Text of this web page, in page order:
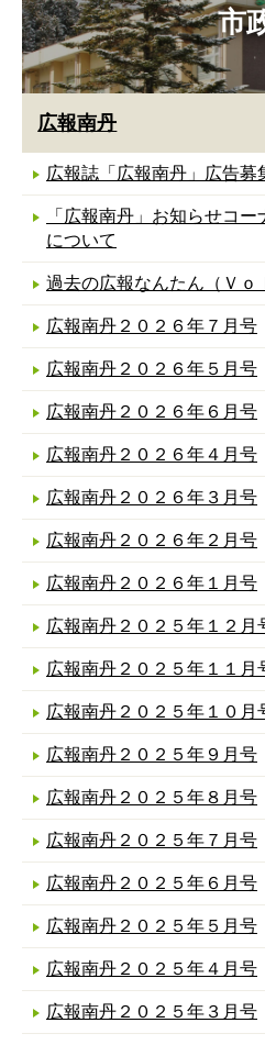
市
広報南丹
広報誌「広報南丹」広告募
「広報南丹」お知らせコ
について
過去の広報なんたん（Ｖｏ
広報南丹２０２６年７月号
広報南丹２０２６年５月号
広報南丹２０２６年６月号
広報南丹２０２６年４月号
広報南丹２０２６年３月号
広報南丹２０２６年２月号
広報南丹２０２６年１月号
広報南丹２０２５年１２月
広報南丹２０２５年１１月
広報南丹２０２５年１０月
広報南丹２０２５年９月号
広報南丹２０２５年８月号
広報南丹２０２５年７月号
広報南丹２０２５年６月号
広報南丹２０２５年５月号
広報南丹２０２５年４月号
広報南丹２０２５年３月号